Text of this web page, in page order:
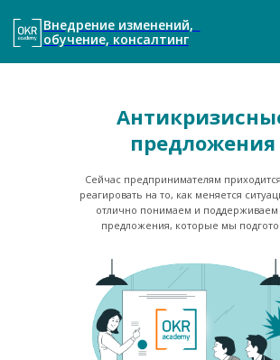
Внедрение изменений,
обучение, консалтинг
предложения
Сейчас предпринимателям
реагировать на то, как меняется
отлично понимаем и
предложения, которые мы